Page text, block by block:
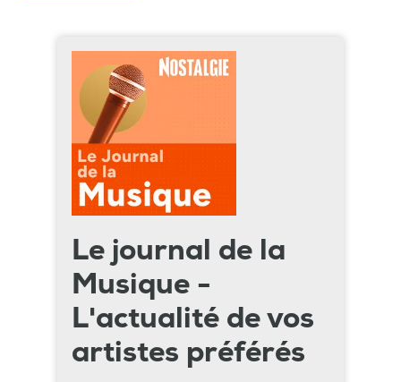
Le journal de la
Musique -
L'actualité de vos
artistes préférés